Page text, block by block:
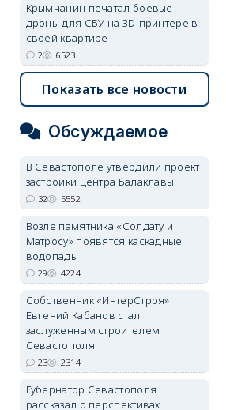
Крымчанин печатал боевые
дроны для СБУ на 3D-принтере в
своей квартире
2 6523
Показать все новости
Обсуждаемое
В Севастополе утвердили проект
застройки центра Балаклавы
32 5552
Возле памятника «Солдату и
Матросу» появятся каскадные
водопады
29 4224
Собственник «ИнтерСтроя»
Евгений Кабанов стал
заслуженным строителем
Севастополя
23 2314
Губернатор Севастополя
рассказал о перспективах